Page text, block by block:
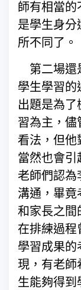
師有相當的
是學生身分
所不同了。
第二場還
學生學習的
出題是為
習為主，儘
看法，但他
當然也會引
老師們認為
溝通，畢竟
和家長之間
在排練過程
學習成果的
現，有老師
生能夠得到